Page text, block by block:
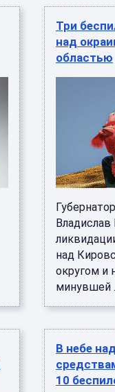
Три
над
областью
над
округом и
минувшей
В небе
10